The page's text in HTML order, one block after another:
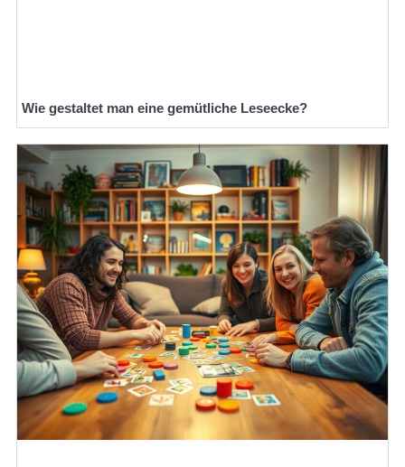
Wie gestaltet man eine gemütliche Leseecke?